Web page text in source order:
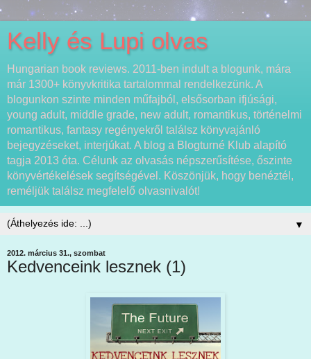
Kelly és Lupi olvas
Hungarian book reviews. 2011-ben indult a blogunk, mára
már 1300+ könyvkritika tartalommal rendelkezünk. A
blogunkon szinte minden műfajból, elsősorban ifjúsági,
young adult, middle grade, new adult, romantikus, történelmi
romantikus, fantasy regényekről találsz könyvajánló
bejegyzéseket, interjúkat. A blog a Blogturné Klub alapító
tagja 2013 óta. Célunk az olvasás népszerűsítése, őszinte
könyvértékelések segítségével. Köszönjük, hogy benéztél,
reméljük találsz megfelelő olvasnivalót!
▼
2012. március 31., szombat
Kedvenceink lesznek (1)